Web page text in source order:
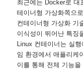
최근에는 Docker로 대
테이너형 가상화쪽으
컨테이너형 가상화 기
이식성이 뛰어난 특징
Linux 컨테이너는 실
임 환경에서 애플리케
이를 통해 전체 기능